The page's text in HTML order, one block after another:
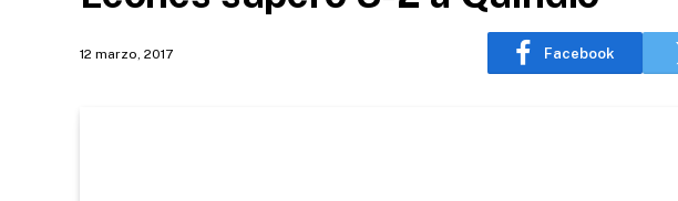
12 marzo, 2017 Facebook